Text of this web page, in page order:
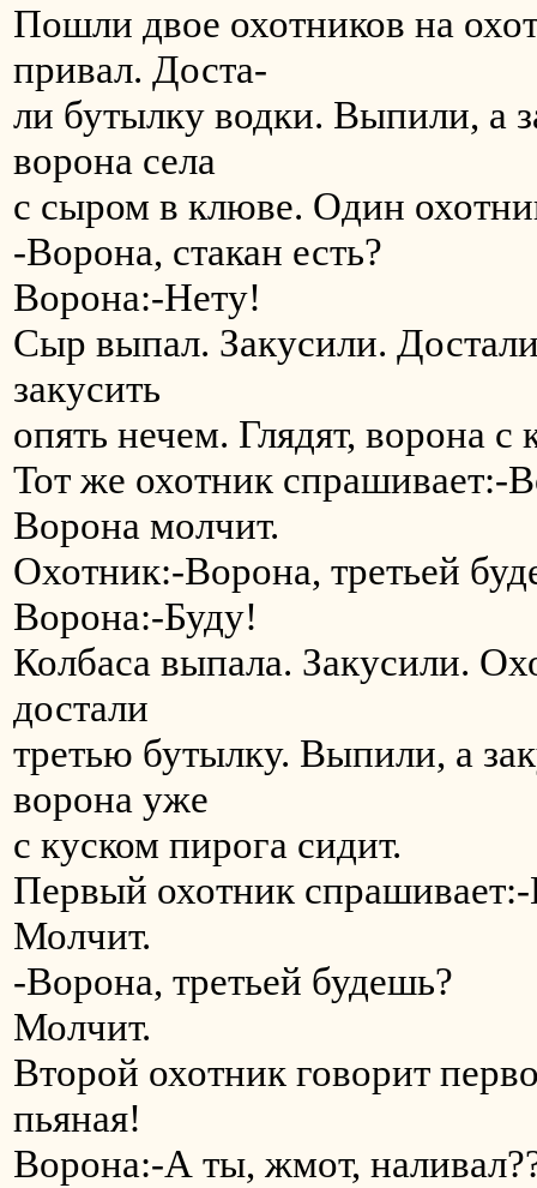
Пошли двое охотников на
привал. Доста-
ли бутылку водки. Выпили, а
ворона села
с сыром в клюве. Один
-Ворона, стакан есть?
Ворона:-Нету!
Сыр выпал. Закусили.
закусить
опять нечем. Глядят, ворона с
Тот же охотник спрашивает:-
Ворона молчит.
Охотник:-Ворона, третьей
Ворона:-Буду!
Колбаса выпала. Закусили.
достали
третью бутылку. Выпили, а
ворона уже
с куском пирога сидит.
Первый охотник спрашивает:-
Молчит.
-Ворона, третьей будешь?
Молчит.
Второй охотник говорит
пьяная!
Ворона:-А ты, жмот,